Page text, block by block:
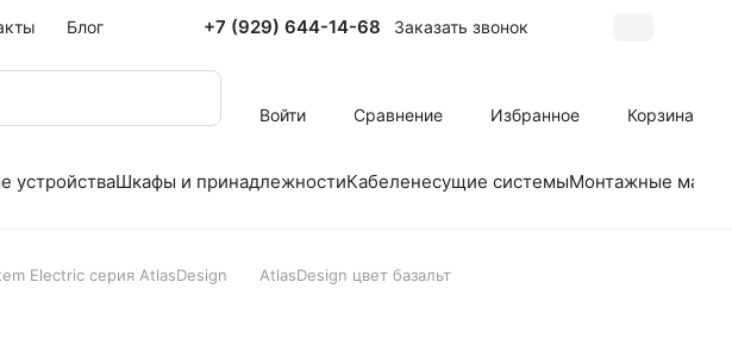
Блог +7 (929) 644-14-68 Заказать звонок
Войти Сравнение Избранное Корзина
устройстваШкафы и принадлежностиКабеленесущие системыМонтажные
Electric серия AtlasDesign
AtlasDesign цвет базальт